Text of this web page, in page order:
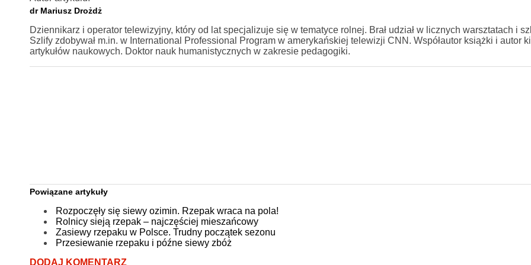
dr Mariusz Drożdż
Dziennikarz i operator telewizyjny, który od lat specjalizuje się w tematyce rolnej. Brał udział w licznych warsztatach i
Szlify zdobywał m.in. w International Professional Program w amerykańskiej telewizji CNN. Współautor książki i autor
artykułów naukowych. Doktor nauk humanistycznych w zakresie pedagogiki.
Powiązane artykuły
Rozpoczęły się siewy ozimin. Rzepak wraca na pola!
Rolnicy sieją rzepak – najczęściej mieszańcowy
Zasiewy rzepaku w Polsce. Trudny początek sezonu
Przesiewanie rzepaku i późne siewy zbóż
DODAJ KOMENTARZ